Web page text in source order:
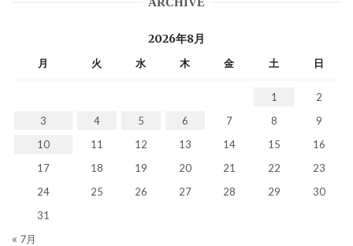
2026年8月
月 火 水 木 金 土 日
1
2
3
4 5 6 7 8
9
10
11 12 13 14 15
16
17
18 19 20 21 22
23
24
25 26 27 28 29
30
31
« 7月